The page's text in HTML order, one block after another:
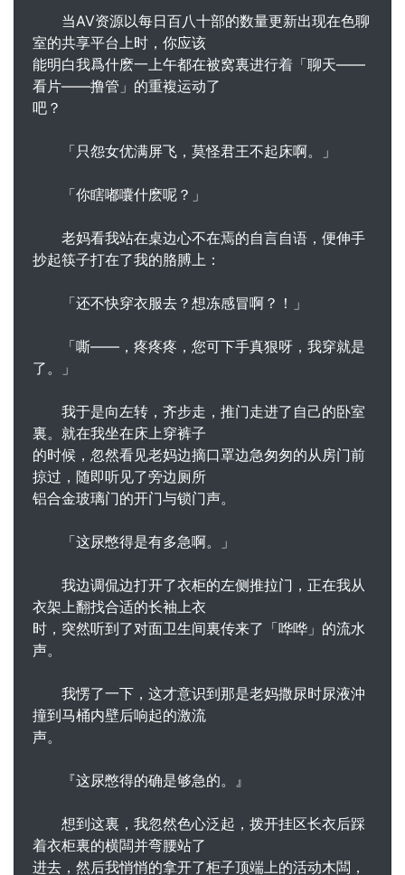
当AV资源以每日百八十部的数量更新出现在色聊
室的共享平台上时，你应该
能明白我爲什麽一上午都在被窝裏进行着「聊天――
看片――撸管」的重複运动了
吧？
「只怨女优满屏飞，莫怪君王不起床啊。」
「你瞎嘟囔什麽呢？」
老妈看我站在桌边心不在焉的自言自语，便伸手
抄起筷子打在了我的胳膊上：
「还不快穿衣服去？想冻感冒啊？！」
「嘶――，疼疼疼，您可下手真狠呀，我穿就是
了。」
我于是向左转，齐步走，推门走进了自己的卧室
裏。就在我坐在床上穿裤子
的时候，忽然看见老妈边摘口罩边急匆匆的从房门前
掠过，随即听见了旁边厕所
铝合金玻璃门的开门与锁门声。
「这尿憋得是有多急啊。」
我边调侃边打开了衣柜的左侧推拉门，正在我从
衣架上翻找合适的长袖上衣
时，突然听到了对面卫生间裏传来了「哗哗」的流水
声。
我愣了一下，这才意识到那是老妈撒尿时尿液沖
撞到马桶内壁后响起的激流
声。
『这尿憋得的确是够急的。』
想到这裏，我忽然色心泛起，拨开挂区长衣后踩
着衣柜裏的横闆并弯腰站了
进去，然后我悄悄的拿开了柜子顶端上的活动木闆，